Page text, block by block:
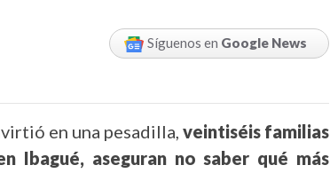
Síguenos en Google News
en una pesadilla, veintiséis familias
Ibagué, aseguran no saber qué más